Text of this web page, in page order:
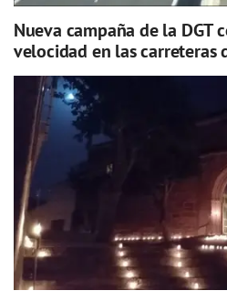
Nueva campaña de la DGT
velocidad en las carreteras